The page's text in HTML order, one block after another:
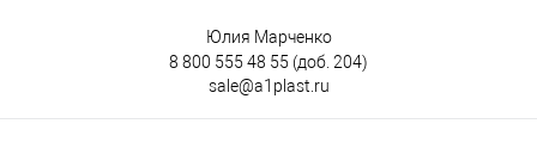
Юлия Марченко
8 800 555 48 55 (доб. 204)
sale@a1plast.ru